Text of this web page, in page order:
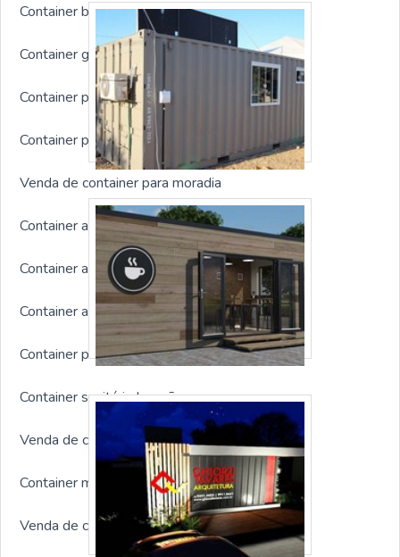
Container bilheteria
Container guarita com banheiro
Container para eventos
Container personalizado preço
Venda de container para moradia
Container acoplado
Container almoxarifado para obra
Container alojamento preço
Container para arquivo morto
Container sanitário locação
Venda de container para loja
Container marítimo refrigerado
Venda de container no rio de janeiro